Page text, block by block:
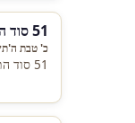
51 סוד התגין ולמה בעולם התיקון אין אלהים ניכר
כ' טבת
51 סוד התגין ולמה בעולם התיקון אין אלהים ניכר